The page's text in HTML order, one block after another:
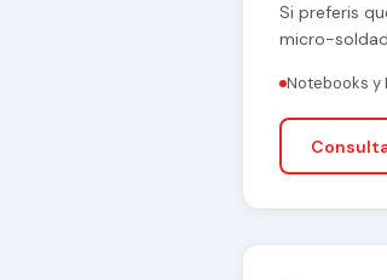
Si preferis
micro-
Notebooks y